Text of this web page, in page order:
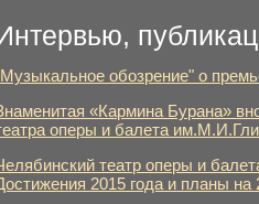
обозрение" о
«Кармина Бурана»
оперы и балета
театр оперы и
2015 года и планы на